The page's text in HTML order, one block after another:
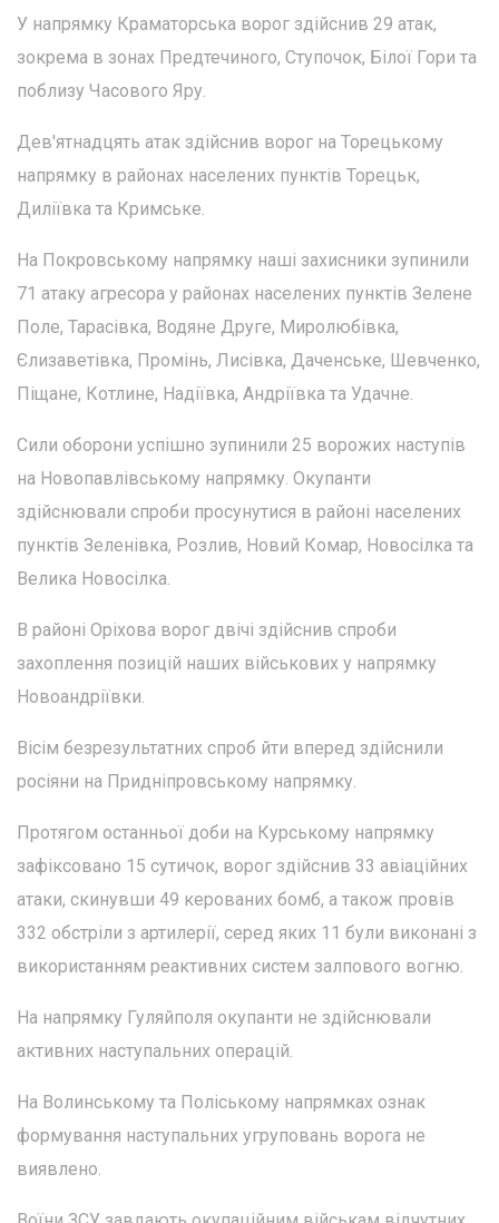
У напрямку Краматорська ворог здійснив 29 атак,
зокрема в зонах Предтечиного, Ступочок, Білої Гори та
поблизу Часового Яру.
Дев'ятнадцять атак здійснив ворог на Торецькому
напрямку в районах населених пунктів Торецьк,
Диліївка та Кримське.
На Покровському напрямку наші захисники зупинили
71 атаку агресора у районах населених пунктів Зелене
Поле, Тарасівка, Водяне Друге, Миролюбівка,
Єлизаветівка, Промінь, Лисівка, Даченське, Шевченко,
Піщане, Котлине, Надіївка, Андріївка та Удачне.
Сили оборони успішно зупинили 25 ворожих наступів
на Новопавлівському напрямку. Окупанти
здійснювали спроби просунутися в районі населених
пунктів Зеленівка, Розлив, Новий Комар, Новосілка та
Велика Новосілка.
В районі Оріхова ворог двічі здійснив спроби
захоплення позицій наших військових у напрямку
Новоандріївки.
Вісім безрезультатних спроб йти вперед здійснили
росіяни на Придніпровському напрямку.
Протягом останньої доби на Курському напрямку
зафіксовано 15 сутичок, ворог здійснив 33 авіаційних
атаки, скинувши 49 керованих бомб, а також провів
332 обстріли з артилерії, серед яких 11 були виконані з
використанням реактивних систем залпового вогню.
На напрямку Гуляйполя окупанти не здійснювали
активних наступальних операцій.
На Волинському та Поліському напрямках ознак
формування наступальних угруповань ворога не
виявлено.